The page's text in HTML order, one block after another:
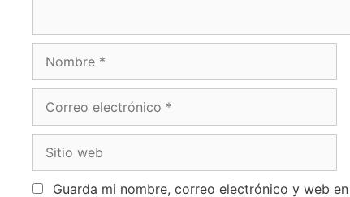
Guarda mi nombre, correo electrónico y web